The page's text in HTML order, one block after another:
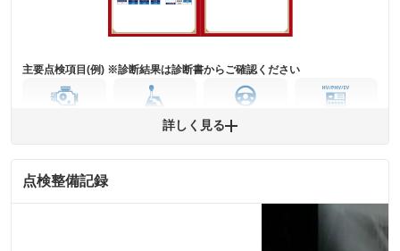
および表示項目が異なる場合がございます。
す。車両情報等の詳細は各販売店へお問い合わせ下さい。
主要点検項目(例) ※診断結果は診断書からご確認ください
ミッション
ステアリング
ABS
詳しく見る
点検整備記録